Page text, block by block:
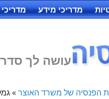
מדריכי מדריכי מידע
עושה לך
הפנסיה של משרד האוצר»